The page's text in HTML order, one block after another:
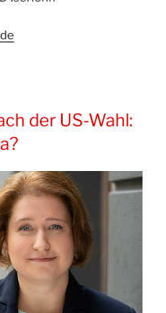
der US-Wahl: